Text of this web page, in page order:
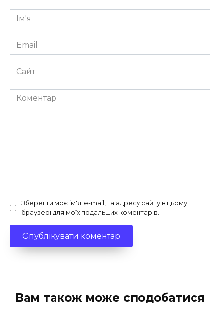
Ім'я
*
Email
*
Сайт
Коментар
Зберегти моє ім'я, e-mail, та адресу сайту в цьому
браузері для моїх подальших коментарів.
Вам також може сподобатися